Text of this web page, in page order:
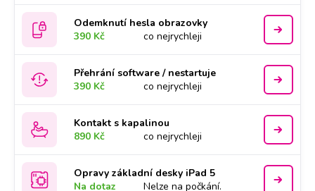
Odemknutí hesla obrazovky
390 Kč
co nejrychleji
Přehrání software / nestartuje
390 Kč
co nejrychleji
Kontakt s kapalinou
890 Kč
co nejrychleji
Opravy základní desky iPad 5
Na dotaz
Nelze na počkání.